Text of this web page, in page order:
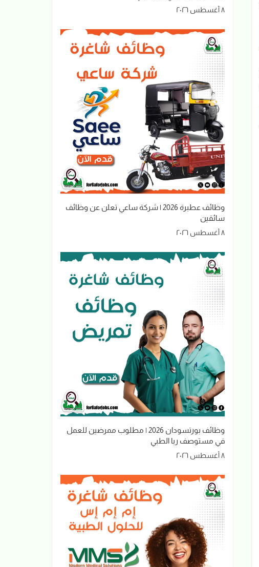
٨ أغسطس ٢٠٢٦
وظائف عطبرة 2026 | شركة ساعي تعلن عن وظائف
سائقين
٨ أغسطس ٢٠٢٦
وظائف بورتسودان 2026 | مطلوب ممرضين للعمل
في مستوصف ربا الطبي
٨ أغسطس ٢٠٢٦